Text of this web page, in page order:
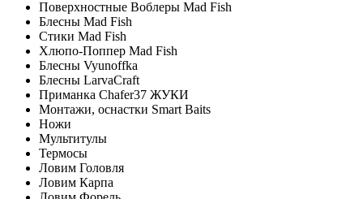
Поверхностные Воблеры Mad Fish
Блесны Mad Fish
Стики Mad Fish
Хлюпо-Поппер Mad Fish
Блесны Vyunoffka
Блесны LarvaCraft
Приманка Chafer37 ЖУКИ
Монтажи, оснастки Smart Baits
Ножи
Мультитулы
Термосы
Ловим Головля
Ловим Карпа